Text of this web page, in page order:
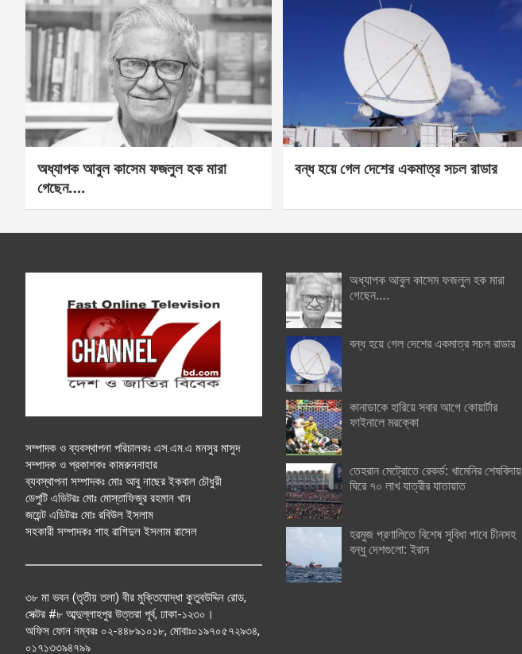
অধ্যাপক আবুল কাসেম ফজলুল হক মারা
গেছেন….
বন্ধ হয়ে গেল দেশের একমাত্র সচল রাডার
সম্পাদক ও ব্যবস্থাপনা পরিচালকঃ এস.এম.এ মনসুর মাসুদ
সম্পাদক ও প্রকাশকঃ কামরুননাহার
ব্যবস্থাপনা সম্পাদকঃ মোঃ আবু নাছের ইকবাল চৌধুরী
ডেপুটি এডিটরঃ মোঃ মোস্তাফিজুর রহমান খান
জয়েন্ট এডিটরঃ মোঃ রবিউল ইসলাম
সহকারী সম্পাদকঃ শাহ রাশিদুল ইসলাম রাসেল
৩৮ মা ভবন (তৃতীয় তলা) বীর মুক্তিযোদ্ধা কুতুবউদ্দিন রোড,
সেক্টর #৮ আব্দুল্লাহপুর উত্তরা পূর্ব, ঢাকা-১২৩০।
অফিস ফোন নম্বরঃ ০২-৪৪৮৯১০১৮, মোবাঃ০১৯৭০৫৭২৯৩৪,
০১৭১৩৩৯৪৭৯৯
অধ্যাপক আবুল কাসেম ফজলুল হক মারা
গেছেন….
বন্ধ হয়ে গেল দেশের একমাত্র সচল রাডার
কানাডাকে হারিয়ে সবার আগে কোয়ার্টার
ফাইনালে মরক্কো
তেহরান মেট্রোতে রেকর্ড: খামেনির শেষবিদায়
ঘিরে ৭০ লাখ যাত্রীর যাতায়াত
হরমুজ প্রণালিতে বিশেষ সুবিধা পাবে চীনসহ
বন্ধু দেশগুলো: ইরান